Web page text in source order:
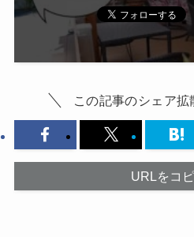
この記事のシェア拡
URLをコ